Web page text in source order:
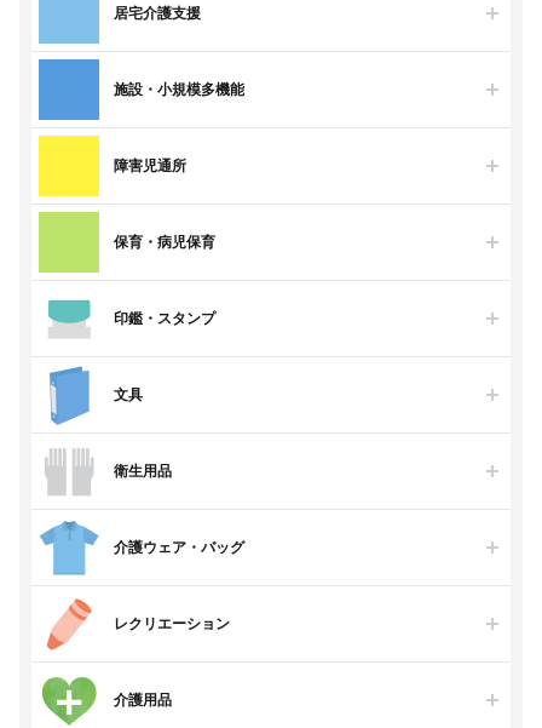
居宅介護支援
施設・小規模多機能
障害児通所
保育・病児保育
印鑑・スタンプ
文具
衛生用品
介護ウェア・バッグ
レクリエーション
介護用品